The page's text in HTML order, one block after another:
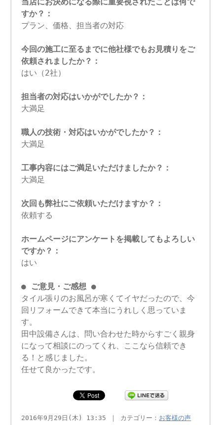
当店にお決めになる際に重要視されたことは何で
すか？：
プラン、価格、担当者の対応
今回の施工に至るまでに他社様でもお見積りをご
依頼されましたか？：
はい（2社）
担当者の対応はいかがでしたか？：
大満足
職人の技術・対応はいかがでしたか？：
大満足
工事内容にはご満足いただけましたか？：
大満足
次回も弊社にご依頼いただけますか？：
依頼する
ホームページにアンケートを掲載してもよろしい
ですか？：
はい
● ご意見・ご感想 ●
タイル張りのお風呂が寒くてイヤだったので、今
回リフォームできて本当にうれしく思っていま
す。
田中設備さんは、問い合わせた時からすごく親身
になって相談にのってくれ、ここなら信頼でき
る！と感じました。
任せて良かったです。
2016年9月29日(木) 13:35 ｜ カテゴリー： お客様の声